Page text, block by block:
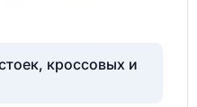
кроссовых и